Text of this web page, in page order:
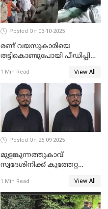
Posted On 03-10-2025
രണ്ട് വയസുകാരിയെ
തട്ടികൊണ്ടുപോയി പീഡിപ്പിച്ച
തടവ്
1 Min Read View All
Posted On 25-09-2025
മുളങ്കുന്നത്തുകാവ്
സ്വദേശിനിക്ക് കുത്തേറ്റ
ജോസഫ് പിടിയില്‍
1 Min Read View All